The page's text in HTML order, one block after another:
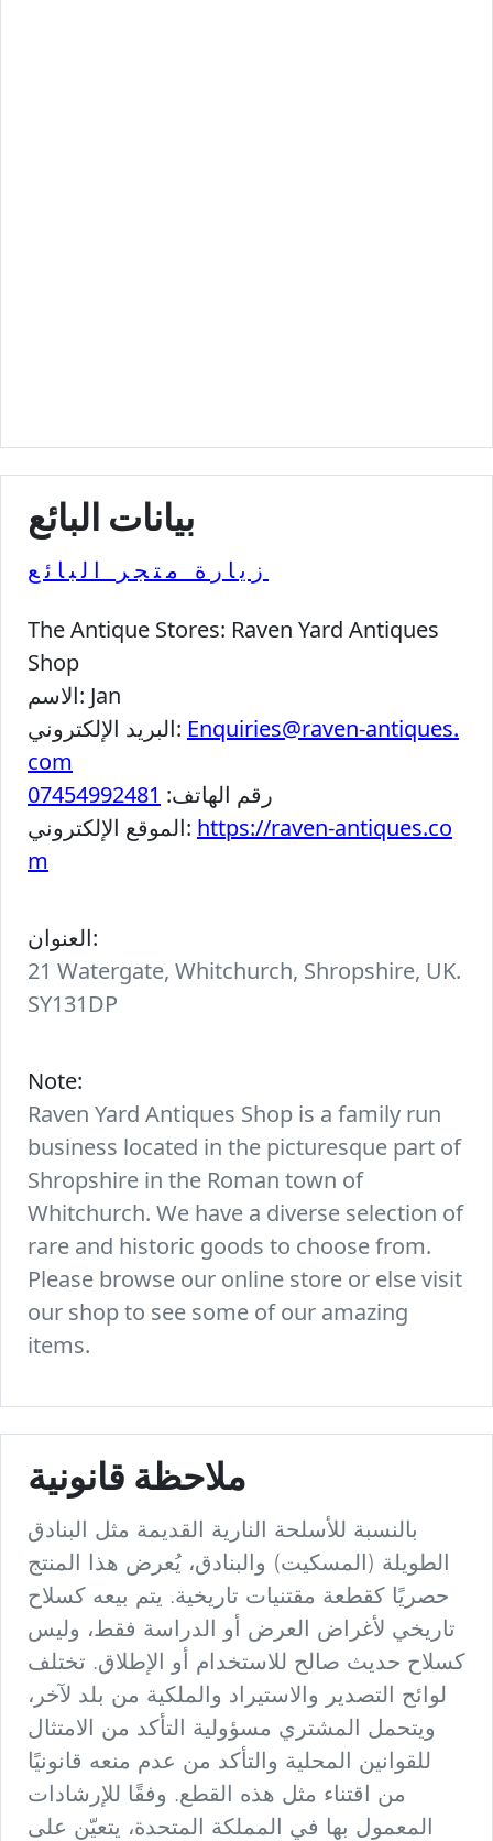
بيانات البائع
زيارة متجر البائع
The Antique Stores: Raven Yard Antiques
Shop
الاسم: Jan
البريد الإلكتروني: Enquiries@raven-antiques.
com
رقم الهاتف: 07454992481
الموقع الإلكتروني: https://raven-antiques.co
m
العنوان:
21 Watergate, Whitchurch, Shropshire, UK.
SY131DP
Note:
Raven Yard Antiques Shop is a family run
business located in the picturesque part of
Shropshire in the Roman town of
Whitchurch. We have a diverse selection of
rare and historic goods to choose from.
Please browse our online store or else visit
our shop to see some of our amazing
items.
ملاحظة قانونية
بالنسبة للأسلحة النارية القديمة مثل البنادق
الطويلة (المسكيت) والبنادق، يُعرض هذا المنتج
حصريًا كقطعة مقتنيات تاريخية. يتم بيعه كسلاح
تاريخي لأغراض العرض أو الدراسة فقط، وليس
كسلاح حديث صالح للاستخدام أو الإطلاق. تختلف
لوائح التصدير والاستيراد والملكية من بلد لآخر،
ويتحمل المشتري مسؤولية التأكد من الامتثال
للقوانين المحلية والتأكد من عدم منعه قانونيًا
من اقتناء مثل هذه القطع. وفقًا للإرشادات
المعمول بها في المملكة المتحدة، يتعيّن على